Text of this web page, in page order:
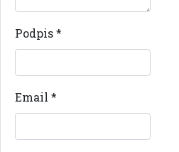
Podpis*
Email *